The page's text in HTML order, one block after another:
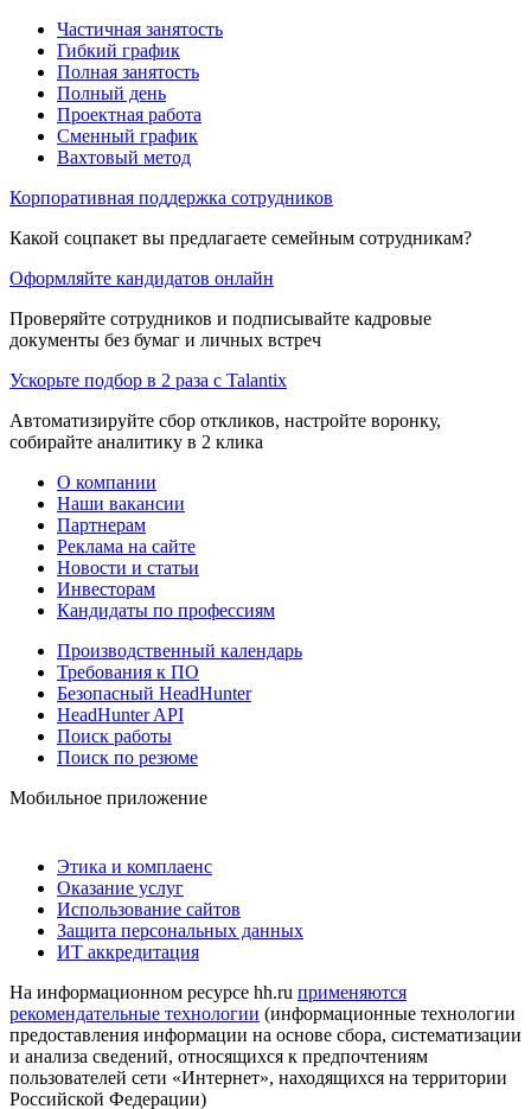
Частичная занятость
Гибкий график
Полная занятость
Полный день
Проектная работа
Сменный график
Вахтовый метод
Корпоративная поддержка сотрудников
Какой соцпакет вы предлагаете семейным сотрудникам?
Оформляйте кандидатов онлайн
Проверяйте сотрудников и подписывайте кадровые
документы без бумаг и личных встреч
Ускорьте подбор в 2 раза с Talantix
Автоматизируйте сбор откликов, настройте воронку,
собирайте аналитику в 2 клика
О компании
Наши вакансии
Партнерам
Реклама на сайте
Новости и статьи
Инвесторам
Кандидаты по профессиям
Производственный календарь
Требования к ПО
Безопасный HeadHunter
HeadHunter API
Поиск работы
Поиск по резюме
Мобильное приложение
Этика и комплаенс
Оказание услуг
Использование сайтов
Защита персональных данных
ИТ аккредитация
На информационном ресурсе hh.ru применяются
рекомендательные технологии (информационные технологии
предоставления информации на основе сбора, систематизации
и анализа сведений, относящихся к предпочтениям
пользователей сети «Интернет», находящихся на территории
Российской Федерации)